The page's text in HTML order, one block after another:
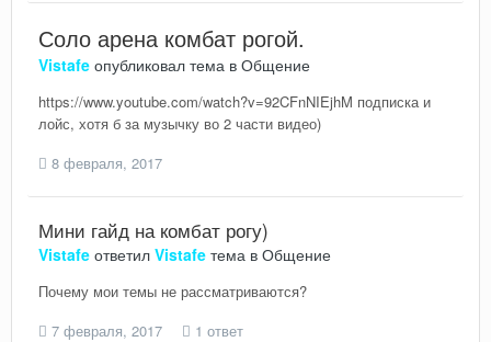
Соло арена комбат рогой.
Vistafe опубликовал тема в Общение
https://www.youtube.com/watch?v=92CFnNIEjhM подписка и
лойс, хотя б за музычку во 2 части видео)
8 февраля, 2017
Мини гайд на комбат рогу)
Vistafe ответил Vistafe тема в Общение
Почему мои темы не рассматриваются?
7 февраля, 2017
1 ответ